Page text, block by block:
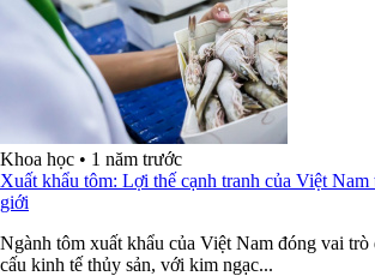
Khoa học • 1 năm trước
Xuất khẩu tôm: Lợi thế cạnh tranh của Việt
giới
Ngành tôm xuất khẩu của Việt Nam đóng vai trò
cấu kinh tế thủy sản, với kim ngạc...